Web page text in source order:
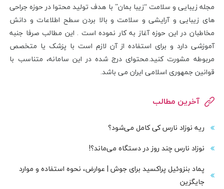
مجله زیبایی و سلامت “زیبا بمان” با هدف تولید محتوا در حوزه جراحی
های زیبایی و آرایشی و سلامت و بالا بردن سطح اطلاعات و دانش
مخاطبان در این حوزه آغاز به کار نموده است . این مطالب صرفا جنبه
آموزشی دارد و برای استفاده از آن لازم است با پزشک یا متخصص
مربوطه مشورت کنید.محتوای درج شده در این سامانه، متناسب با
قوانین جمهوری اسلامی ایران می باشد.
آخرین مطالب
ریه نوزاد نارس کی کامل می‌شود؟
نوزاد نارس چند روز در دستگاه می‌ماند؟!
پماد بنزوئیل پراکسید برای جوش | عوارض، نحوه استفاده و موارد
جایگزین